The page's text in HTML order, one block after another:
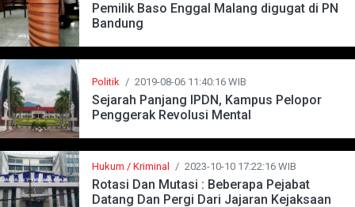
Pemilik Baso Enggal Malang digugat di PN
Bandung
Politik / 2019-08-06 11:40:16 WIB
Sejarah Panjang IPDN, Kampus Pelopor
Penggerak Revolusi Mental
Hukum / Kriminal / 2023-10-10 17:22:16 WIB
Rotasi Dan Mutasi : Beberapa Pejabat
Datang Dan Pergi Dari Jajaran Kejaksaan